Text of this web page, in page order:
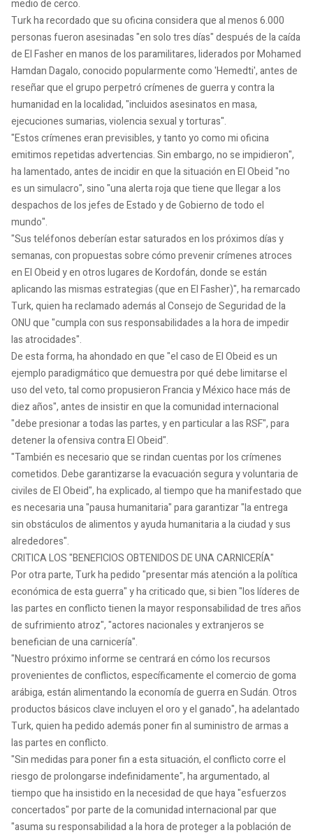
medio de cerco.
Turk ha recordado que su oficina considera que al menos 6.000
personas fueron asesinadas "en solo tres días" después de la caída
de El Fasher en manos de los paramilitares, liderados por Mohamed
Hamdan Dagalo, conocido popularmente como 'Hemedti', antes de
reseñar que el grupo perpetró crímenes de guerra y contra la
humanidad en la localidad, "incluidos asesinatos en masa,
ejecuciones sumarias, violencia sexual y torturas".
"Estos crímenes eran previsibles, y tanto yo como mi oficina
emitimos repetidas advertencias. Sin embargo, no se impidieron",
ha lamentado, antes de incidir en que la situación en El Obeid "no
es un simulacro", sino "una alerta roja que tiene que llegar a los
despachos de los jefes de Estado y de Gobierno de todo el
mundo".
"Sus teléfonos deberían estar saturados en los próximos días y
semanas, con propuestas sobre cómo prevenir crímenes atroces
en El Obeid y en otros lugares de Kordofán, donde se están
aplicando las mismas estrategias (que en El Fasher)", ha remarcado
Turk, quien ha reclamado además al Consejo de Seguridad de la
ONU que "cumpla con sus responsabilidades a la hora de impedir
las atrocidades".
De esta forma, ha ahondado en que "el caso de El Obeid es un
ejemplo paradigmático que demuestra por qué debe limitarse el
uso del veto, tal como propusieron Francia y México hace más de
diez años", antes de insistir en que la comunidad internacional
"debe presionar a todas las partes, y en particular a las RSF", para
detener la ofensiva contra El Obeid".
"También es necesario que se rindan cuentas por los crímenes
cometidos. Debe garantizarse la evacuación segura y voluntaria de
civiles de El Obeid", ha explicado, al tiempo que ha manifestado que
es necesaria una "pausa humanitaria" para garantizar "la entrega
sin obstáculos de alimentos y ayuda humanitaria a la ciudad y sus
alrededores".
CRITICA LOS "BENEFICIOS OBTENIDOS DE UNA CARNICERÍA"
Por otra parte, Turk ha pedido "presentar más atención a la política
económica de esta guerra" y ha criticado que, si bien "los líderes de
las partes en conflicto tienen la mayor responsabilidad de tres años
de sufrimiento atroz", "actores nacionales y extranjeros se
benefician de una carnicería".
"Nuestro próximo informe se centrará en cómo los recursos
provenientes de conflictos, específicamente el comercio de goma
arábiga, están alimentando la economía de guerra en Sudán. Otros
productos básicos clave incluyen el oro y el ganado", ha adelantado
Turk, quien ha pedido además poner fin al suministro de armas a
las partes en conflicto.
"Sin medidas para poner fin a esta situación, el conflicto corre el
riesgo de prolongarse indefinidamente", ha argumentado, al
tiempo que ha insistido en la necesidad de que haya "esfuerzos
concertados" por parte de la comunidad internacional par que
"asuma su responsabilidad a la hora de proteger a la población de